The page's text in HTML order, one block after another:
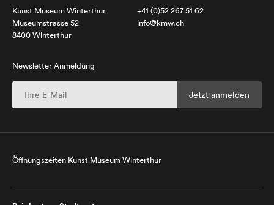
Kunst Museum Winterthur
Museumstrasse 52
8400 Winterthur
+41 (0)52 267 51 62
info@kmw.ch
Newsletter Anmeldung
Öffnungszeiten Kunst Museum Winterthur